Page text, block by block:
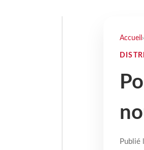
Accueil ›
Publié